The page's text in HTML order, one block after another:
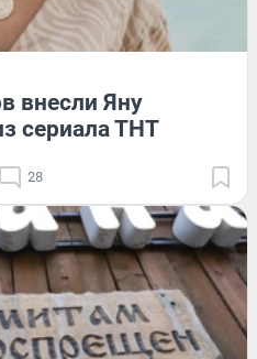
внесли Яну
сериала ТНТ
28